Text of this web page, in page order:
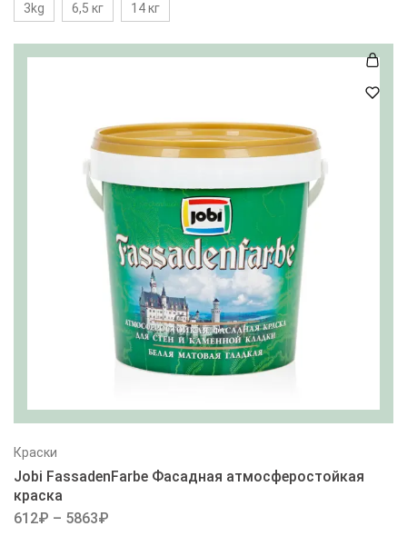
3kg 6,5 кг 14 кг
Краски
Jobi FassadenFarbe Фасадная атмосферостойкая
краска
612₽ – 5863₽